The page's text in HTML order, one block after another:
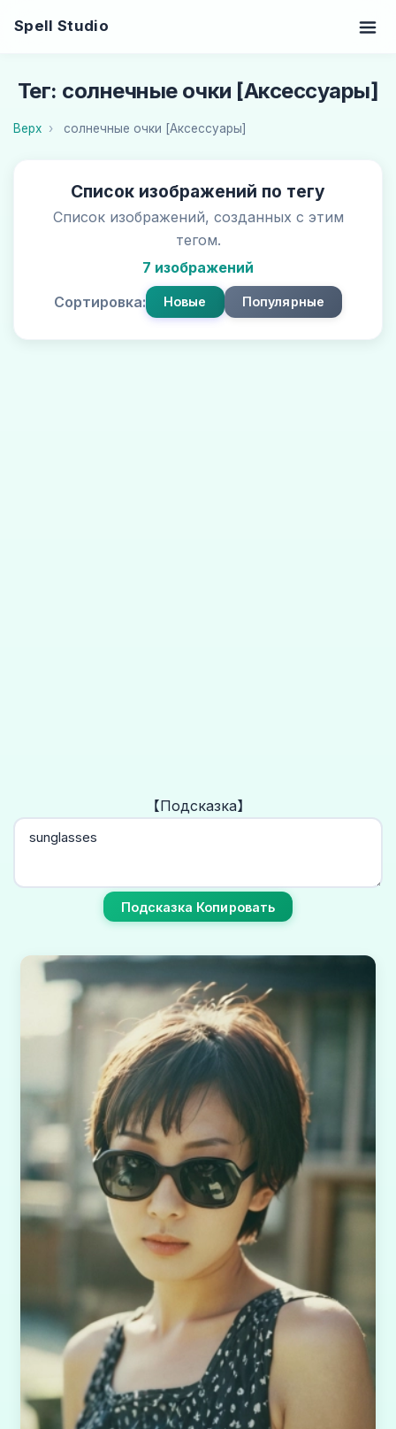
Spell Studio
Тег: солнечные очки [Аксессуары]
Верх солнечные очки [Аксессуары]
Список изображений по тегу
Список изображений, созданных с этим
тегом.
7 изображений
Сортировка:
Новые Популярные
【Подсказка】
Подсказка Копировать